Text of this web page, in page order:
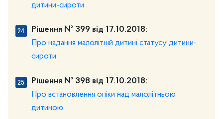
дитини-сироти
Рішення № 399 від 17.10.2018:
Про надання малолітній дитині статусу дитини-
сироти
Рішення № 398 від 17.10.2018:
Про встановлення опіки над малолітньою
дитиною